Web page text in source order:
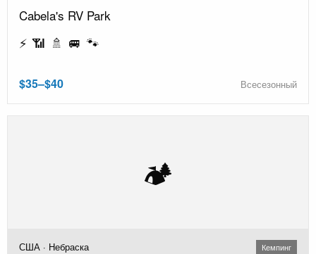
Cabela's RV Park
⚡ 📶 🚿 🚐 🐾
$35–$40 Всесезонный
🏕️
США · Небраска Кемпинг